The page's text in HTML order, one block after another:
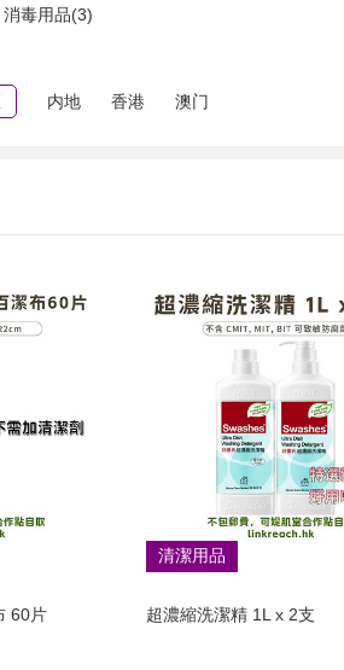
消毒用品(3)
内地 香港 澳门
60片
清潔用品
超濃縮洗潔精 1L x 2支